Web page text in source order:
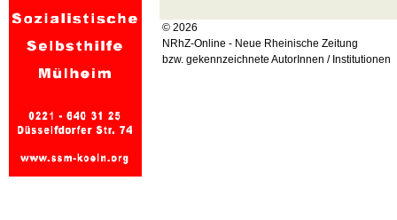
© 2026
NRhZ-Online - Neue Rheinische Zeitung
bzw. gekennzeichnete AutorInnen / Institutionen